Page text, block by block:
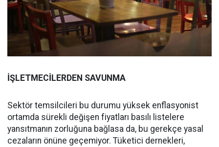
İŞLETMECİLERDEN SAVUNMA
Sektör temsilcileri bu durumu yüksek enflasyonist
ortamda sürekli değişen fiyatları basılı listelere
yansıtmanın zorluğuna bağlasa da, bu gerekçe yasal
cezaların önüne geçemiyor. Tüketici dernekleri,